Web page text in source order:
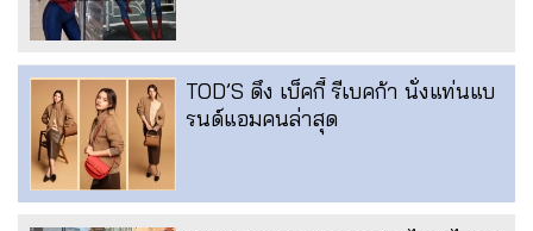
TOD’S ดึง เบ็คกี้ รีเบคก้า นั่งแท่นแบ
รนด์แอมคนล่าสุด